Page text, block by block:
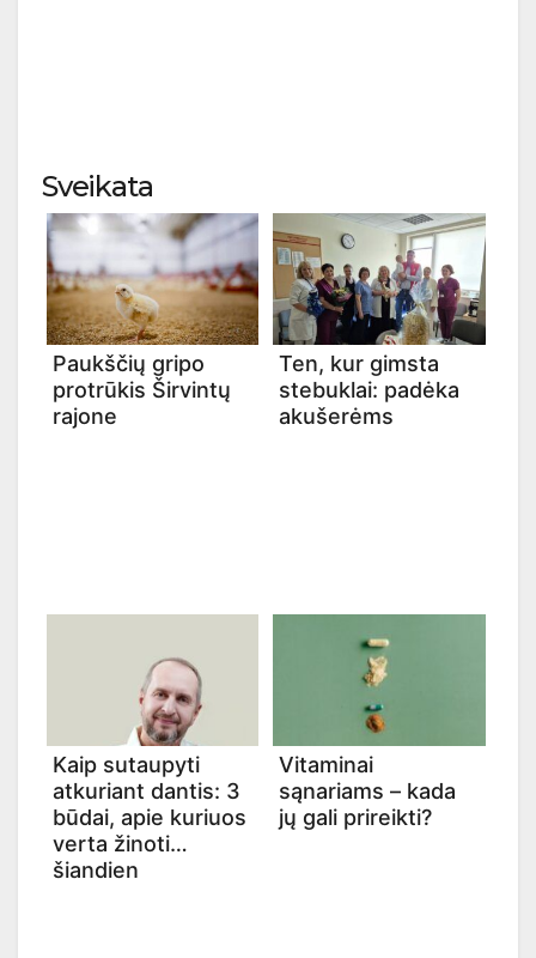
Sveikata
Paukščių gripo
protrūkis Širvintų
rajone
Ten, kur gimsta
stebuklai: padėka
akušerėms
Kaip sutaupyti
atkuriant dantis: 3
būdai, apie kuriuos
verta žinoti
šiandien
Vitaminai
sąnariams – kada
jų gali prireikti?